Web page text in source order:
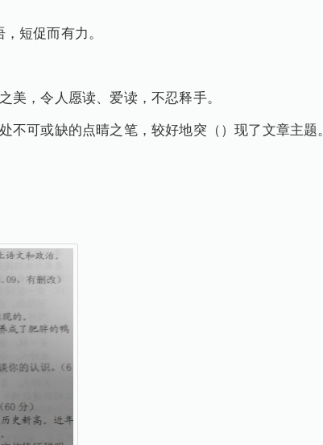
短促而有力。
美，令人愿读、爱读，不忍释手。
可或缺的点晴之笔，较好地突（）现了文章主题